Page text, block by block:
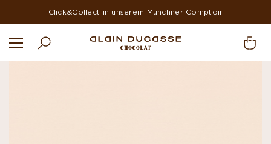
Kostenlose Lieferung innerhalb Deutschlands ab einem